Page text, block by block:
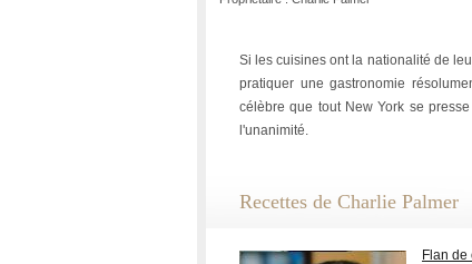
Si les cuisines ont la nationalité de
pratiquer une gastronomie
célèbre que tout New York se
l'unanimité.
Recettes de Charlie Palmer
Flan de